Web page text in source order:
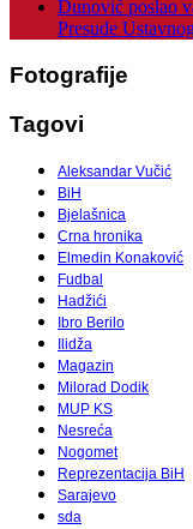
Dunović poslao
Presude
Fotografije
Tagovi
Aleksandar Vučić
BiH
Bjelašnica
Crna hronika
Elmedin Konaković
Fudbal
Hadžići
Ibro Berilo
Ilidža
Magazin
Milorad Dodik
MUP KS
Nesreća
Nogomet
Reprezentacija BiH
Sarajevo
sda